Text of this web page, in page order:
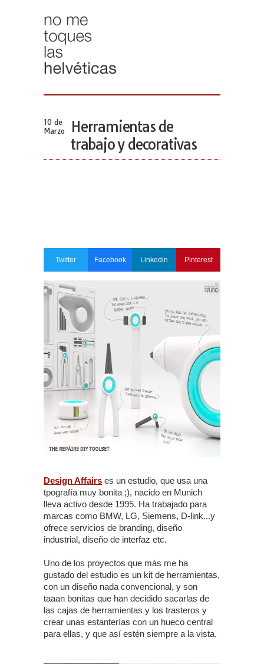
10 de
Marzo
Herramientas de
trabajo y decorativas
Twitter Facebook Linkedin Pinterest
Design Affairs es un estudio, que usa una
tpografía muy bonita ;), nacido en Munich
lleva activo desde 1995. Ha trabajado para
marcas como BMW, LG, Siemens, D-link...y
ofrece servicios de branding, diseño
industrial, diseño de interfaz etc.
Uno de los proyectos que más me ha
gustado del estudio es un kit de herramientas,
con un diseño nada convencional, y son
taaan bonitas que han decidido sacarlas de
las cajas de herramientas y los trasteros y
crear unas estanterías con un hueco central
para ellas, y que así estén siempre a la vista.